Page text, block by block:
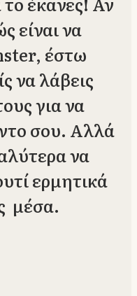
είναι να
έστω
να λάβεις
για να
σου. Αλλά
να
ερμητικά
μέσα.